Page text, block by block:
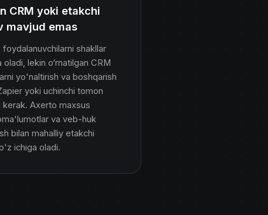
CRM yoki etakchi
mavjud emas
shakllar
lekin o‘rnatilgan CRM
yo'naltirish va boshqarish
yoki uchinchi tomon
kerak. Axerto maxsus
va veb-huk
bilan mahalliy etakchi
ichiga oladi.